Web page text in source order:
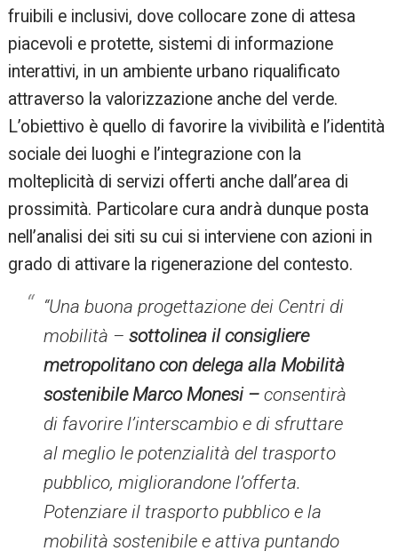
fruibili e inclusivi, dove collocare zone di attesa
piacevoli e protette, sistemi di informazione
interattivi, in un ambiente urbano riqualificato
attraverso la valorizzazione anche del verde.
L’obiettivo è quello di favorire la vivibilità e l’identità
sociale dei luoghi e l’integrazione con la
molteplicità di servizi offerti anche dall’area di
prossimità. Particolare cura andrà dunque posta
nell’analisi dei siti su cui si interviene con azioni in
grado di attivare la rigenerazione del contesto.
“Una buona progettazione dei Centri di
mobilità –sottolinea il consigliere
metropolitano con delega alla Mobilità
sostenibile Marco Monesi – consentirà
di favorire l’interscambio e di sfruttare
al meglio le potenzialità del trasporto
pubblico, migliorandone l’offerta.
Potenziare il trasporto pubblico e la
mobilità sostenibile e attiva puntando